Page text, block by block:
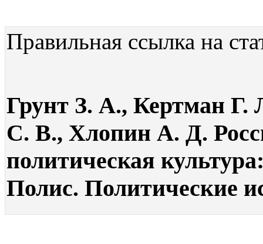
Правильная ссылка на
Грунт З. А., Кертман
С. В., Хлопин А. Д.
политическая
Полис. Политические